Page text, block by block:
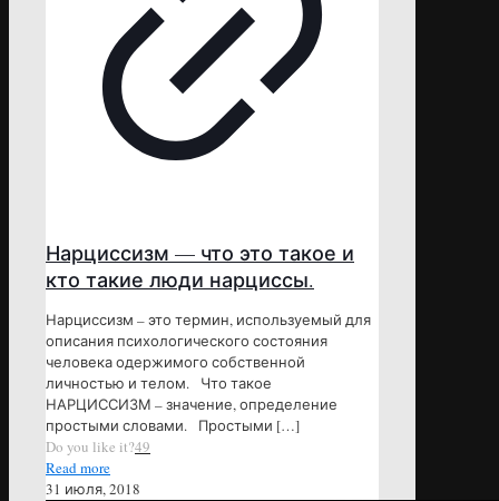
Нарциссизм — что это такое и
кто такие люди нарциссы.
Нарциссизм – это термин, используемый для
описания психологического состояния
человека одержимого собственной
личностью и телом. Что такое
НАРЦИССИЗМ – значение, определение
простыми словами. Простыми […]
Do you like it?49
Read more
31 июля, 2018